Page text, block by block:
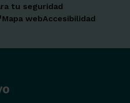
tu seguridad
Mapa webAccesibilidad